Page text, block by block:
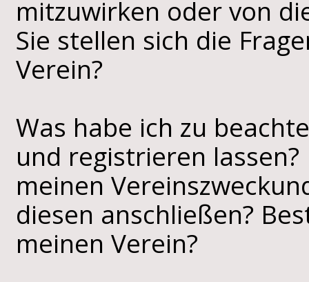
mitzuwirken oder von
Sie stellen sich die
Verein?
Was habe ich zu
und registrieren
meinen
diesen anschließen?
meinen Verein?